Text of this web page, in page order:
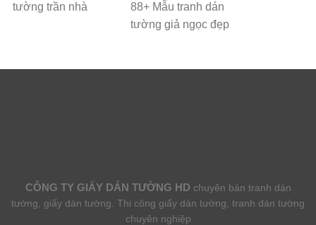
tường trần nhà
88+ Mẫu tranh dán
tường giả ngọc đẹp
CÔNG TY GIẤY DÁN TƯỜNG HD chuyên bán tranh dán
tường, giấy dán tường. Thi công giấy dán tường, tranh dán tường
chuyên nghiệp